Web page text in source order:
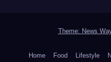
Theme: News
Home Food Lifestyle